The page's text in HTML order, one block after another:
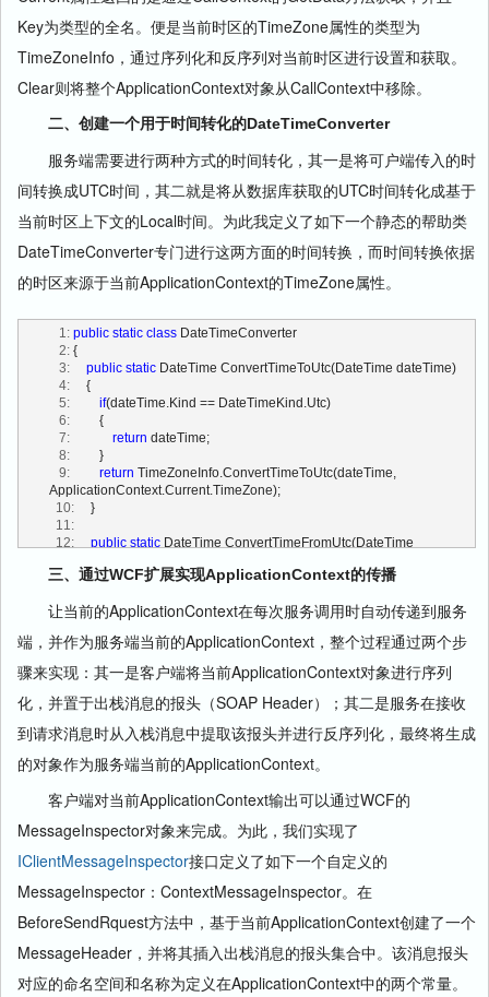
Key为类型的全名。便是当前时区的TimeZone属性的类型为
TimeZoneInfo，通过序列化和反序列对当前时区进行设置和获取。
Clear则将整个ApplicationContext对象从CallContext中移除。
二、创建一个用于时间转化的DateTimeConverter
服务端需要进行两种方式的时间转化，其一是将可户端传入的时
间转换成UTC时间，其二就是将从数据库获取的UTC时间转化成基于
当前时区上下文的Local时间。为此我定义了如下一个静态的帮助类
DateTimeConverter专门进行这两方面的时间转换，而时间转换依据
的时区来源于当前ApplicationContext的TimeZone属性。
   1:
public static class DateTimeConverter
   2:
{
   3:
public static DateTime ConvertTimeToUtc(DateTime dateTime)
   4:
     {
   5:
if(dateTime.Kind == DateTimeKind.Utc)
   6:
         {
   7:
return dateTime;
   8:
         }
   9:
return TimeZoneInfo.ConvertTimeToUtc(dateTime,
ApplicationContext.Current.TimeZone);
  10:
     }
  11:
  12:
public static DateTime ConvertTimeFromUtc(DateTime
  13:
     {
  15:
         {
  17:
         }
  18:
return TimeZoneInfo.ConvertTimeFromUtc(dateTime,
ApplicationContext.Current.TimeZone);
  19:
     }
三、通过WCF扩展实现ApplicationContext的传播
让当前的ApplicationContext在每次服务调用时自动传递到服务
端，并作为服务端当前的ApplicationContext，整个过程通过两个步
骤来实现：其一是客户端将当前ApplicationContext对象进行序列
化，并置于出栈消息的报头（SOAP Header）；其二是服务在接收
到请求消息时从入栈消息中提取该报头并进行反序列化，最终将生成
的对象作为服务端当前的ApplicationContext。
客户端对当前ApplicationContext输出可以通过WCF的
MessageInspector对象来完成。为此，我们实现了
IClientMessageInspector接口定义了如下一个自定义的
MessageInspector：ContextMessageInspector。在
BeforeSendRquest方法中，基于当前ApplicationContext创建了一个
MessageHeader，并将其插入出栈消息的报头集合中。该消息报头
对应的命名空间和名称为定义在ApplicationContext中的两个常量。